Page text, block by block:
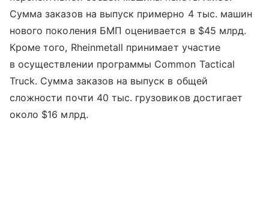
Сумма заказов на выпуск примерно 4 тыс. машин
нового поколения БМП оценивается в $45 млрд.
Кроме того, Rheinmetall принимает участие
в осуществлении программы Common Tactical
Truck. Сумма заказов на выпуск в общей
сложности почти 40 тыс. грузовиков достигает
около $16 млрд.